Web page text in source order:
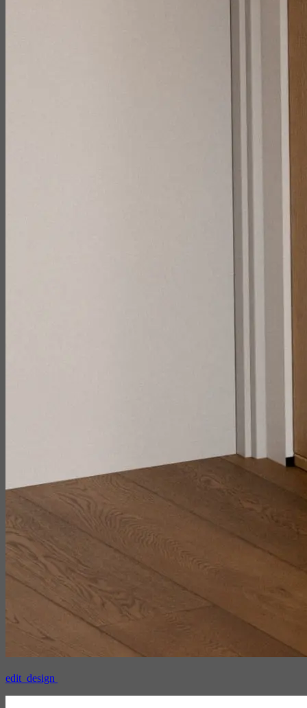
edit_design